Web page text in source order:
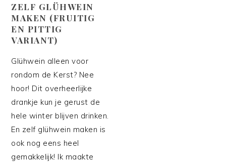
ZELF GLÜHWEIN
MAKEN (FRUITIG
EN PITTIG
VARIANT)
Glühwein alleen voor
rondom de Kerst? Nee
hoor! Dit overheerlijke
drankje kun je gerust de
hele winter blijven drinken.
En zelf glühwein maken is
ook nog eens heel
gemakkelijk! Ik maakte